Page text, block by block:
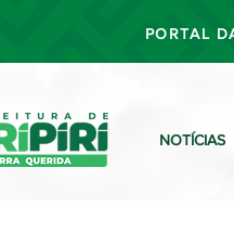
PORTAL
NOTÍCIAS